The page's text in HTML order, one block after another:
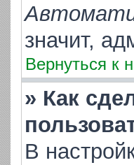
значит,
Вернуться к
» Как
В